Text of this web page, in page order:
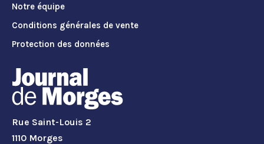
Notre équipe
Conditions générales de vente
Protection des données
Rue Saint-Louis 2
1110 Morges